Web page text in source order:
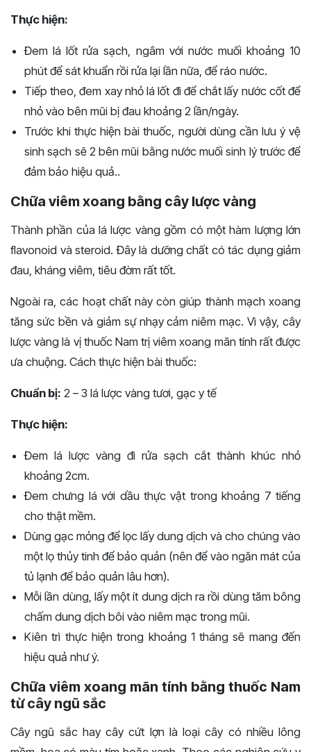
Thực hiện:
Đem lá lốt rửa sạch, ngâm với nước muối khoảng 10
phút để sát khuẩn rồi rửa lại lần nữa, để ráo nước.
Tiếp theo, đem xay nhỏ lá lốt đi để chắt lấy nước cốt để
nhỏ vào bên mũi bị đau khoảng 2 lần/ngày.
Trước khi thực hiện bài thuốc, người dùng cần lưu ý vệ
sinh sạch sẽ 2 bên mũi bằng nước muối sinh lý trước để
đảm bảo hiệu quả..
Chữa viêm xoang bằng cây lược vàng
Thành phần của lá lược vàng gồm có một hàm lượng lớn
flavonoid và steroid. Đây là dưỡng chất có tác dụng giảm
đau, kháng viêm, tiêu đờm rất tốt.
Ngoài ra, các hoạt chất này còn giúp thành mạch xoang
tăng sức bền và giảm sự nhạy cảm niêm mạc. Vì vậy, cây
lược vàng là vị thuốc Nam trị viêm xoang mãn tính rất được
ưa chuộng. Cách thực hiện bài thuốc:
Chuẩn bị: 2 – 3 lá lược vàng tươi, gạc y tế
Thực hiện:
Đem lá lược vàng đi rửa sạch cắt thành khúc nhỏ
khoảng 2cm.
Đem chưng lá với dầu thực vật trong khoảng 7 tiếng
cho thật mềm.
Dùng gạc mỏng để lọc lấy dung dịch và cho chúng vào
một lọ thủy tinh để bảo quản (nên để vào ngăn mát của
tủ lạnh để bảo quản lâu hơn).
Mỗi lần dùng, lấy một ít dung dịch ra rồi dùng tăm bông
chấm dung dịch bôi vào niêm mạc trong mũi.
Kiên trì thực hiện trong khoảng 1 tháng sẽ mang đến
hiệu quả như ý.
Chữa viêm xoang mãn tính bằng thuốc Nam
từ cây ngũ sắc
Cây ngũ sắc hay cây cứt lợn là loại cây có nhiều lông